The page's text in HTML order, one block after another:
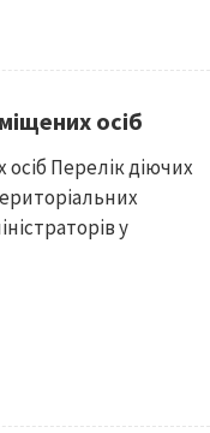
осіб
Перелік діючих
у